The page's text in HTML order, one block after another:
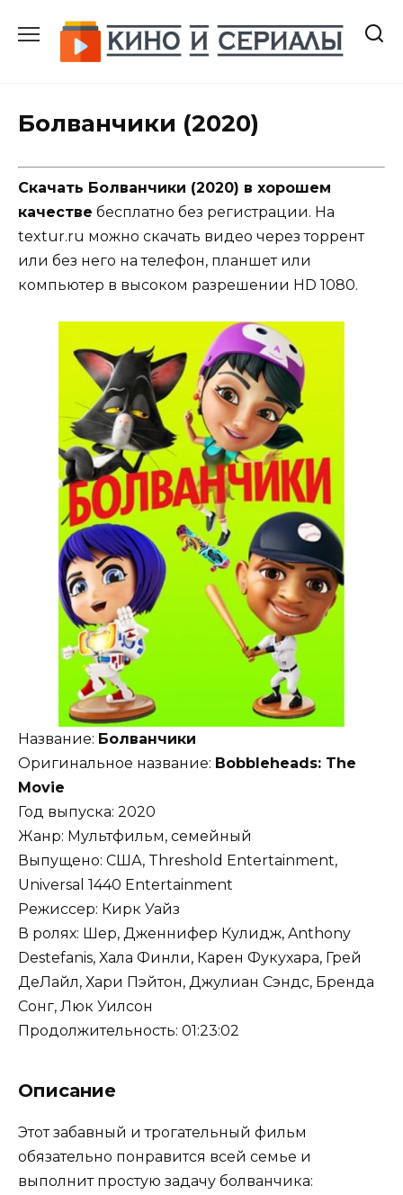
содержанию
Болванчики (2020)
Скачать Болванчики (2020) в хорошем
качестве бесплатно без регистрации. На
textur.ru можно скачать видео через торрент
или без него на телефон, планшет или
компьютер в высоком разрешении HD 1080.
Название: Болванчики
Оригинальное название: Bobbleheads: The
Movie
Год выпуска: 2020
Жанр: Мультфильм, семейный
Выпущено: США, Threshold Entertainment,
Universal 1440 Entertainment
Режиссер: Кирк Уайз
В ролях: Шер, Дженнифер Кулидж, Anthony
Destefanis, Хала Финли, Карен Фукухара, Грей
ДеЛайл, Хари Пэйтон, Джулиан Сэндс, Бренда
Сонг, Люк Уилсон
Продолжительность: 01:23:02
Описание
Этот забавный и трогательный фильм
обязательно понравится всей семье и
выполнит простую задачу болванчика: